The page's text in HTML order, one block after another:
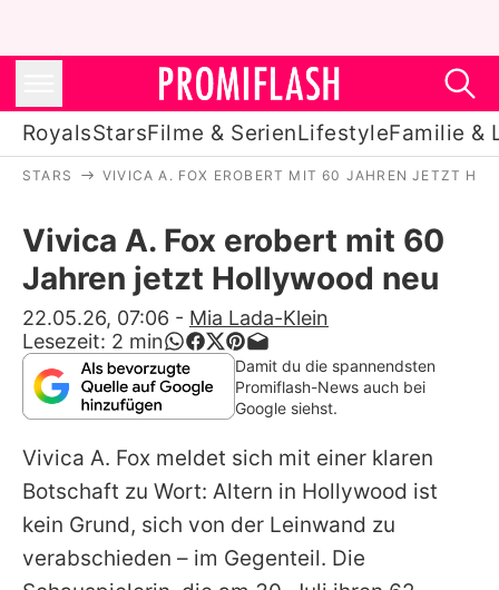
RoyalsStarsFilme & SerienLifestyleFamilie &
Stars
Filme & Serien
Lifestyle
Familie & Liebe
Alle Themen auf Promiflash
Jobs
STARS VIVICA A. FOX EROBERT MIT 60 JAHREN JETZT
Vivica A. Fox erobert mit 60
Jahren jetzt Hollywood neu
22.05.26, 07:06 - Mia Lada-Klein
Lesezeit: 2 min
Damit du die spannendsten
Promiflash-News auch bei
Google siehst.
Vivica A. Fox meldet sich mit einer klaren
Botschaft zu Wort: Altern in Hollywood ist
kein Grund, sich von der Leinwand zu
verabschieden – im Gegenteil. Die